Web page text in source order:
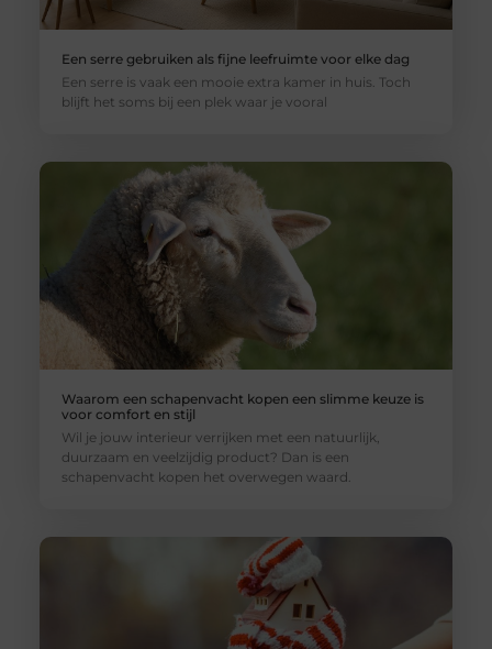
Een serre gebruiken als fijne leefruimte voor elke dag
Een serre is vaak een mooie extra kamer in huis. Toch
blijft het soms bij een plek waar je vooral
Waarom een schapenvacht kopen een slimme keuze is
voor comfort en stijl
Wil je jouw interieur verrijken met een natuurlijk,
duurzaam en veelzijdig product? Dan is een
schapenvacht kopen het overwegen waard.